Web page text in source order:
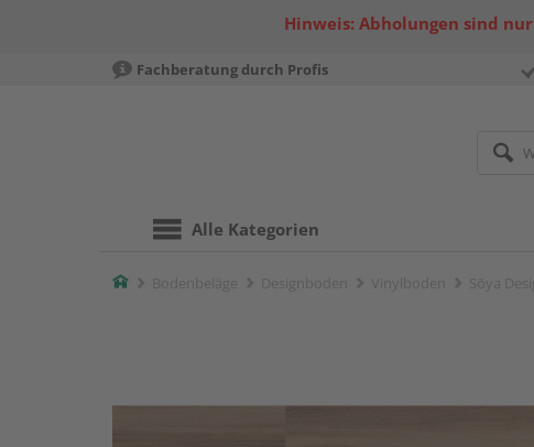
Hinweis: Abholungen sind
Fachberatung durch Profis
Alle Kategorien
Home